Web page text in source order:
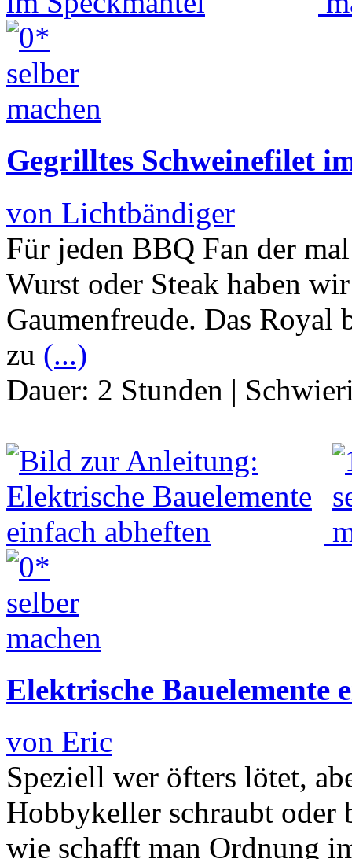
Gegrilltes Schweinefilet
von Lichtbändiger
Für jeden BBQ Fan der
Wurst oder Steak haben
Gaumenfreude. Das Royal
zu (...)
Dauer: 2 Stunden |
Elektrische Bauelemente
von Eric
Speziell wer öfters lötet,
Hobbykeller schraubt oder
wie schafft man Ordnung